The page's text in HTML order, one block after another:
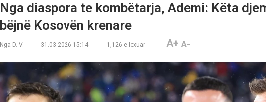
Nga diaspora te kombëtarja, Ademi: Këta
bëjnë Kosovën krenare
Nga D. V. 31.03.2026 15:14 1,126 e lexuar A+ A-